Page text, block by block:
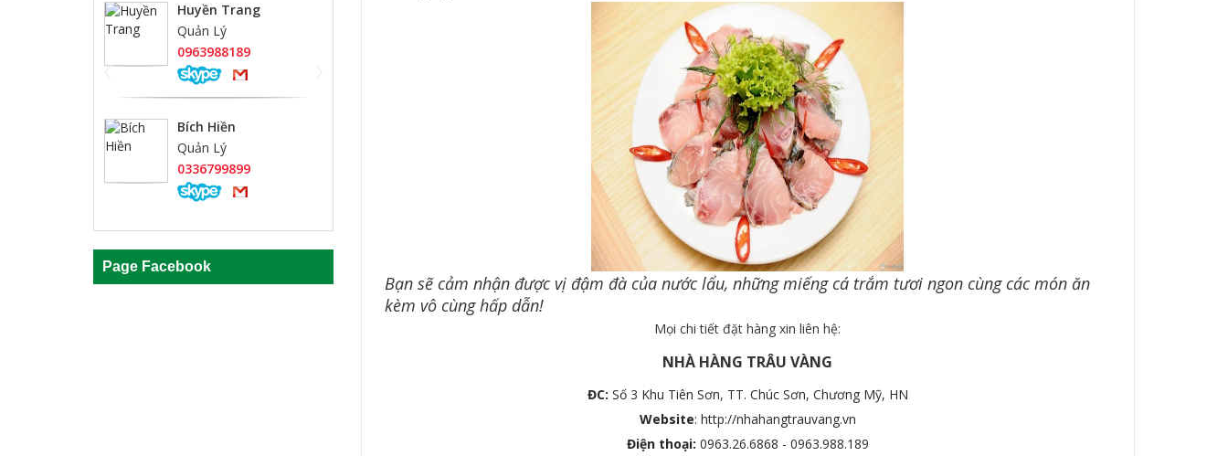
Huyền Trang
Quản Lý
0963988189
Bích Hiền
Quản Lý
0336799899
‹
Page Facebook
Bạn sẽ cảm nhận được vị đậm đà của nước lẩu, những miếng cá trắm tươi ngon cùng các món ăn
kèm vô cùng hấp dẫn!
Mọi chi tiết đặt hàng xin liên hệ:
NHÀ HÀNG TRÂU VÀNG
ĐC: Số 3 Khu Tiên Sơn, TT. Chúc Sơn, Chương Mỹ, HN
Website: http://nhahangtrauvang.vn
Điện thoại: 0963.26.6868 - 0963.988.189